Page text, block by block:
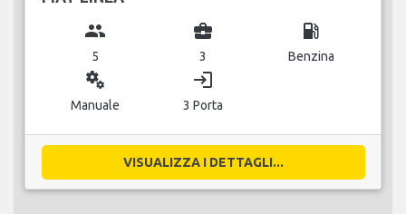
group
5
business_center
3
local_gas_station
Benzina
miscellaneous_services
Manuale
login
3 Porta
VISUALIZZA I DETTAGLI...